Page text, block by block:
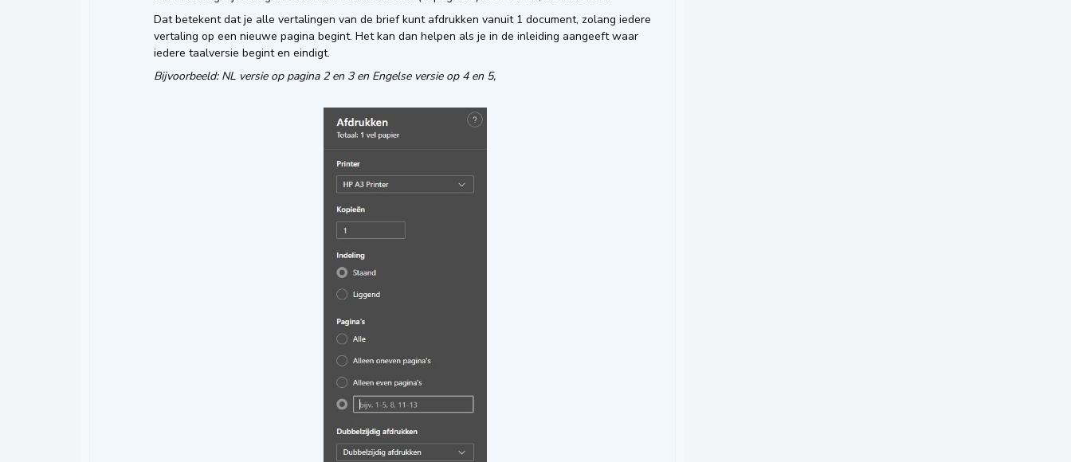
Dat betekent dat je alle vertalingen van de brief kunt afdrukken vanuit 1 document, zolang iedere
vertaling op een nieuwe pagina begint. Het kan dan helpen als je in de inleiding aangeeft waar
iedere taalversie begint en eindigt.
Bijvoorbeeld: NL versie op pagina 2 en 3 en Engelse versie op 4 en 5,